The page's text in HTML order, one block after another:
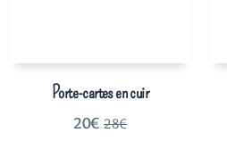
Porte-cartes en cuir
20€ 28€